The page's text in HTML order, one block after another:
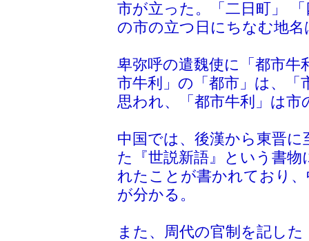
市が立った。「二日町」
の市の立つ日にちなむ地
卑弥呼の遣魏使に「都市
市牛利」の「都市」は、
思われ、「都市牛利」は
中国では、後漢から東晋
た『世説新語』という書
れたことが書かれており
が分かる。
また、周代の官制を記し